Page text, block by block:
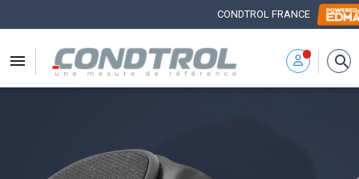
CONDTROL FRANCE
 